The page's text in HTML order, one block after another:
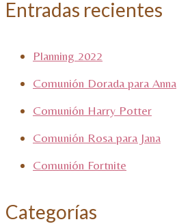
Entradas recientes
Planning 2022
Comunión Dorada para Anna
Comunión Harry Potter
Comunión Rosa para Jana
Comunión Fortnite
Categorías